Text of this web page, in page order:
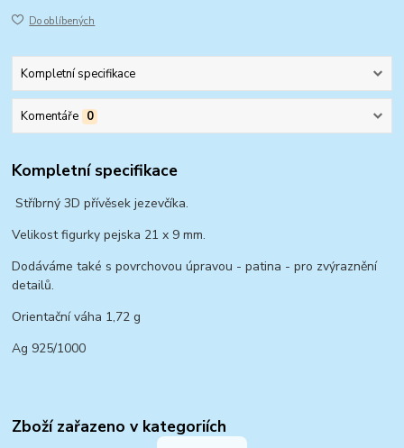
Do oblíbených
Kompletní specifikace
Komentáře 0
Kompletní specifikace
Stříbrný 3D přívěsek jezevčíka.
Velikost figurky pejska 21 x 9 mm.
Dodáváme také s povrchovou úpravou - patina - pro zvýraznění
detailů.
Orientační váha 1,72 g
Ag 925/1000
Zboží zařazeno v kategoriích